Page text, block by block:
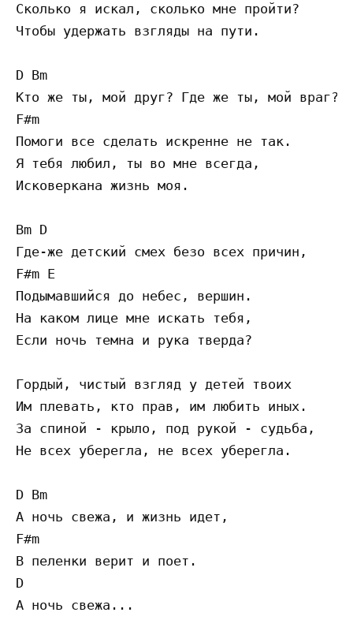
Сколько я искал, сколько мне пройти?
Чтобы удержать взгляды на пути.
D Bm
Кто же ты, мой друг? Где же ты, мой враг?
F#m
Помоги все сделать искренне не так.
Я тебя любил, ты во мне всегда,
Исковеркана жизнь моя.
Bm D
Где-же детский смех безо всех причин,
F#m E
Подымавшийся до небес, вершин.
На каком лице мне искать тебя,
Если ночь темна и рука тверда?
Гордый, чистый взгляд у детей твоих
Им плевать, кто прав, им любить иных.
За спиной - крыло, под рукой - судьба,
Не всех уберегла, не всех уберегла.
D Bm
А ночь свежа, и жизнь идет,
F#m
В пеленки верит и поет.
D